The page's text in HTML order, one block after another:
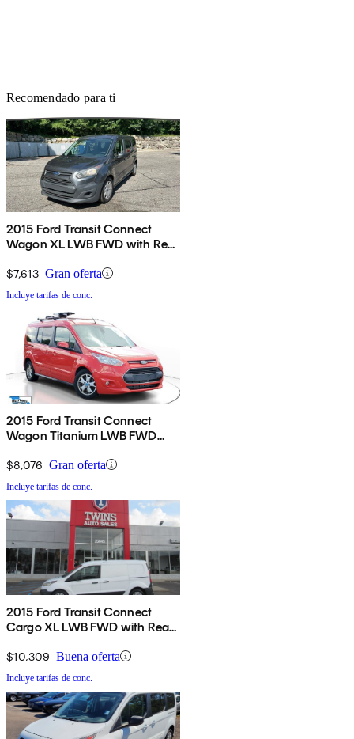
Recomendado para ti
2015 Ford Transit Connect
Wagon XL LWB FWD with Rear
$7,613 Gran oferta
Incluye tarifas de conc.
2015 Ford Transit Connect
Wagon Titanium LWB FWD
$8,076 Gran oferta
Incluye tarifas de conc.
2015 Ford Transit Connect
Cargo XL LWB FWD with Rear
$10,309 Buena oferta
Incluye tarifas de conc.